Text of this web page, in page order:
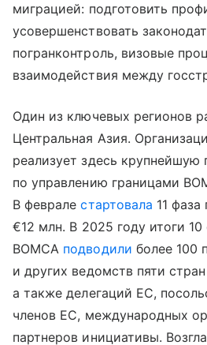
миграцией: подготовить
усовершенствовать
погранконтроль, визовые
взаимодействия между
Один из ключевых регионов
Центральная Азия.
реализует здесь
по управлению границами
В февралестартовала 11
€12 млн. В 2025 году итоги
BOMCA подводили более 100
и других ведомств пяти
а также делегаций ЕС,
членов ЕС, международных
партнеров инициативы.